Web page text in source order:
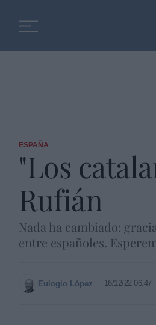
ESPAÑA
"Los
Rufián
Nada ha cambiado:
entre españoles.
Eulogio López 16/12/22 06:47